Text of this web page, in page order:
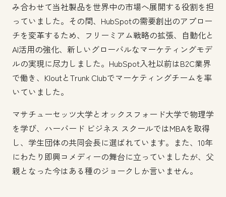
み合わせて当社製品を世界中の市場へ展開する役割を担
っていました。その間、HubSpotの需要創出のアプロー
チを変革するため、フリーミアム戦略の拡張、自動化と
AI活用の強化、新しいグローバルなマーケティングモデ
ルの実現に尽力しました。HubSpot入社以前はB2C業界
で働き、KloutとTrunk Clubでマーケティングチームを率
いていました。
マサチューセッツ大学とオックスフォード大学で物理学
を学び、ハーバード ビジネス スクールではMBAを取得
し、学生団体の共同会長に選ばれています。また、10年
にわたり即興コメディーの舞台に立っていましたが、父
親となった今はある種のジョークしか言いません。